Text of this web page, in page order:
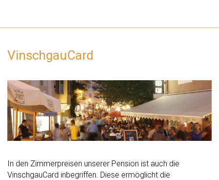
VinschgauCard
In den Zimmerpreisen unserer Pension ist auch die
VinschgauCard inbegriffen. Diese ermöglicht die